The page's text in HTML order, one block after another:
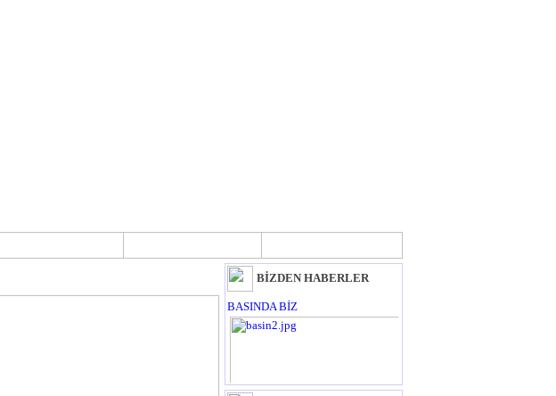
BİZDEN HABERLER
BASINDA BİZ